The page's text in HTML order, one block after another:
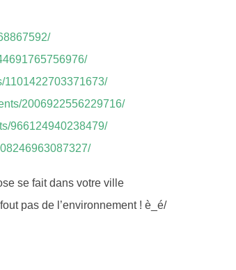
1101422703371673/
2006922556229716/
966124940238479/
se fait dans votre ville
pas de l’environnement ! è_é/